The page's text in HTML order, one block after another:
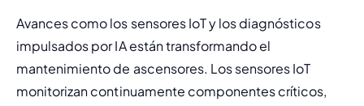
Avances como los sensores IoT y los diagnósticos
impulsados por IA están transformando el
mantenimiento de ascensores. Los sensores IoT
monitorizan continuamente componentes críticos,